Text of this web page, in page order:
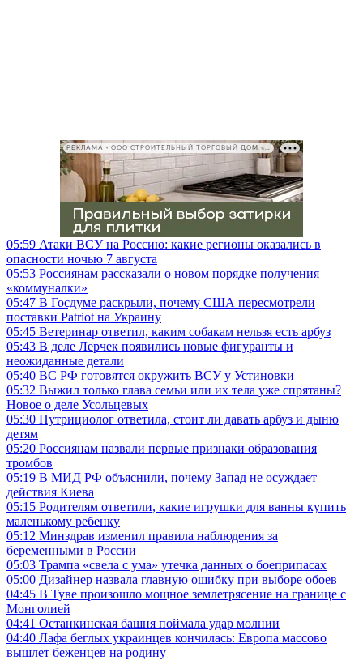
РЕКЛАМА • ООО СТРОИТЕЛЬНЫЙ ТОРГОВЫЙ ДОМ «ПЕТРОВИЧ», ИНН 7802348846
05:59 Атаки ВСУ на Россию: какие регионы оказались в
опасности ночью 7 августа
05:53 Россиянам рассказали о новом порядке получения
«коммуналки»
05:47 В Госдуме раскрыли, почему США пересмотрели
поставки Patriot на Украину
05:45 Ветеринар ответил, каким собакам нельзя есть арбуз
05:43 В деле Лерчек появились новые фигуранты и
неожиданные детали
05:40 ВС РФ готовятся окружить ВСУ у Устиновки
05:32 Выжил только глава семьи или их тела уже спрятаны?
Новое о деле Усольцевых
05:30 Нутрициолог ответила, стоит ли давать арбуз и дыню
детям
05:20 Россиянам назвали первые признаки образования
тромбов
05:19 В МИД РФ объяснили, почему Запад не осуждает
действия Киева
05:15 Родителям ответили, какие игрушки для ванны купить
маленькому ребенку
05:12 Минздрав изменил правила наблюдения за
беременными в России
05:03 Трампа «свела с ума» утечка данных о боеприпасах
05:00 Дизайнер назвала главную ошибку при выборе обоев
04:45 В Туве произошло мощное землетрясение на границе с
Монголией
04:41 Останкинская башня поймала удар молнии
04:40 Лафа беглых украинцев кончилась: Европа массово
вышлет беженцев на родину